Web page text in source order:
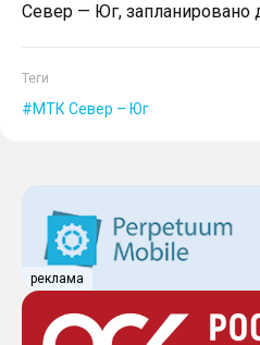
Север — Юг, запланировано
Теги
МТК Север – Юг
реклама